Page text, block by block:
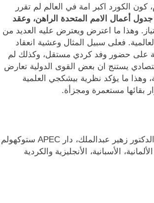
الكورد اكبر امة في العالم لم تقرر
أعمال الامم المتحدة الراهن، وعقد
وهذا ما اعترض ويعترض عليه العديد من
فعلى سبيل المثال وعشية انعقاد
على حضور وفد كردي مستقل، وكذلك لم
يستنج ان بعض القوى الدولية تعارض
وهذا ما يؤكد نظرية بيشكجي العلمية
بقائها مستعمرة ومجزأة.
كردستان مستعمرة دولية، د.اسماعيل بيشكجي. ترجمة: الدكتور زهير عبدالملك، دار APEC ستوكهولم
الأسبانية، الأنجليزية والكردية